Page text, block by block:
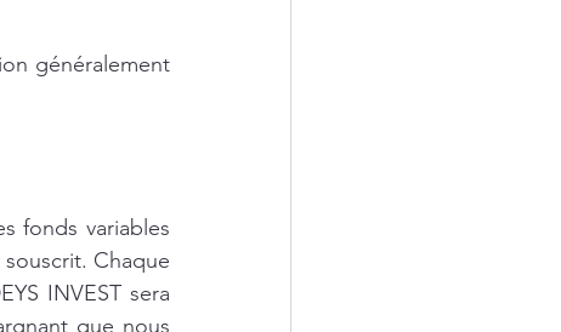
généralement
fonds variables
Chaque
INVEST sera
que nous